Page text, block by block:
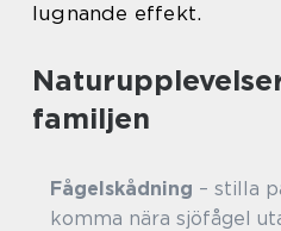
lugnande effekt.
familjen
Fågelskådning – stilla
komma nära sjöfågel